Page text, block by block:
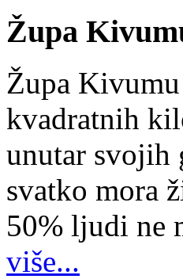
Župa
Župa
kvadratnih
unutar svojih
svatko mora
50% ljudi ne
više...